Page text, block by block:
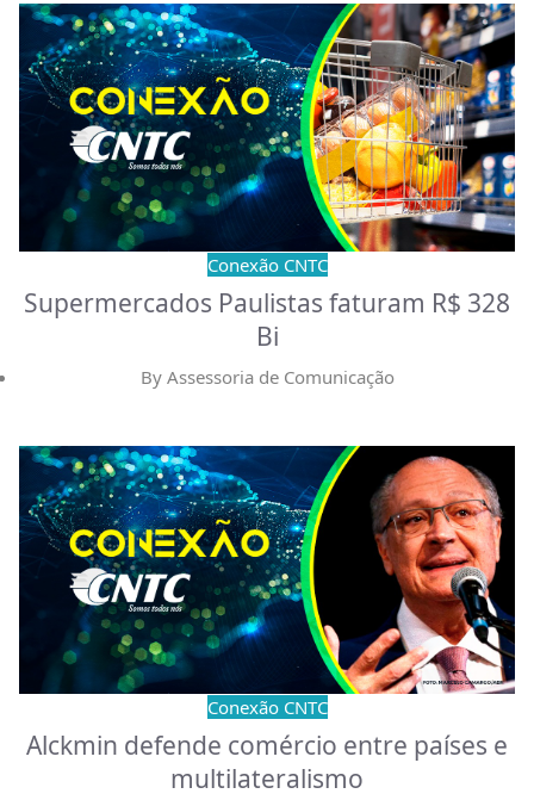
Conexão CNTC
Supermercados Paulistas faturam R$ 328
Bi
By Assessoria de Comunicação
Conexão CNTC
Alckmin defende comércio entre países e
multilateralismo